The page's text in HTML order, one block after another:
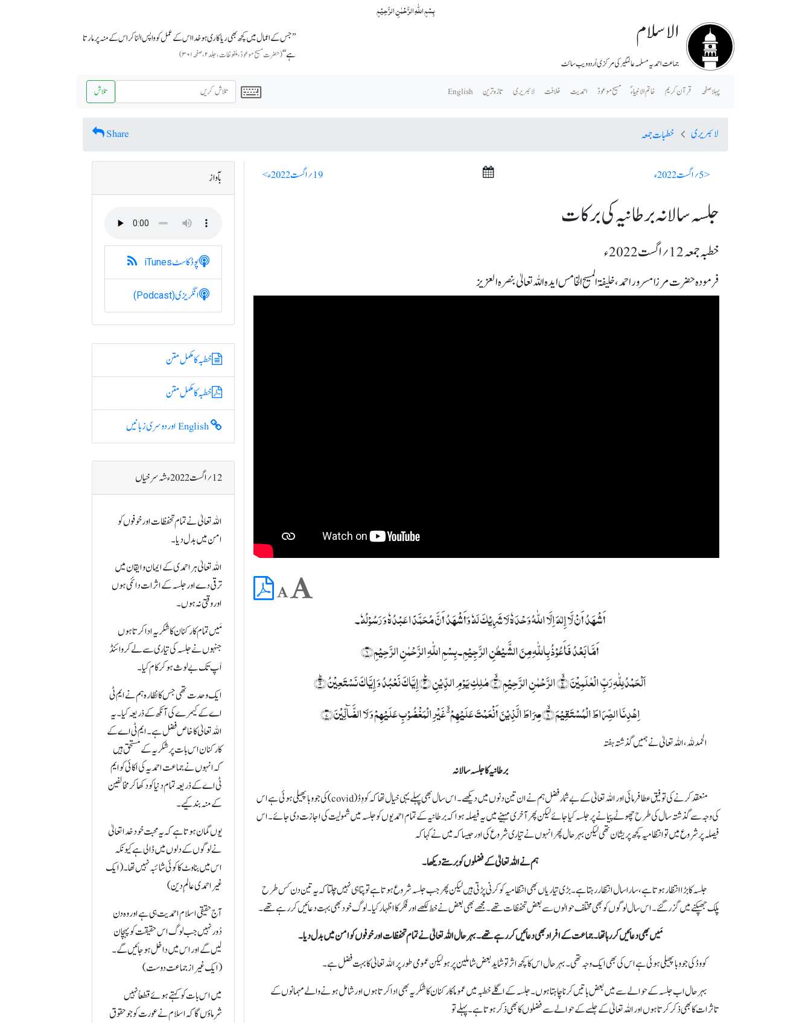
بِسۡمِ اللّٰہِ الرَّحۡمٰنِ الرَّحِیۡمِ
الاسلام
جماعت احمدیہ مسلمہ عالمگیر کی مرکزی اُردو ویب سائٹ
’’جس کے اعمال میں کچھ بھی ریاکاری ہوخدا اس کے عمل کو واپس الٹاکر اس کے منہ پر مارتا
ہے‘‘(حضرت مسیح موعودؑ،ملفوظات ، جلد ۲، صفحہ ۳۰۱)
پہلا صفحہ قرآن کریم خاتم الانبیاء ؐ مسیح موعودؑ احمدیت خلافت لائبریری تازہ ترین English تلاش
لائبریری خطبات جمعہ Share
< 5؍ اگست 2022ء 19؍ اگست 2022ء >
جلسہ سالانہ برطانیہ کی برکات
خطبہ جمعہ 12؍ اگست 2022ء
فرمودہ حضرت مرزا مسرور احمد، خلیفۃ المسیح الخامس ایدہ اللہ تعالیٰ بنصرہ العزیز
أَشْھَدُ أَنْ لَّا إِلٰہَ اِلَّا اللّٰہُ وَحْدَہٗ لَا شَرِیْکَ لَہٗ وَأَشْھَدُ أَنَّ مُحَمَّدًا عَبْدُہٗ وَ رَسُوْلُہٗ۔
أَمَّا بَعْدُ فَأَعُوْذُ بِاللّٰہِ مِنَ الشَّیْطٰنِ الرَّجِیْمِ۔ بِسۡمِ اللّٰہِ الرَّحۡمٰنِ الرَّحِیۡمِ﴿۱﴾
اَلۡحَمۡدُلِلّٰہِ رَبِّ الۡعٰلَمِیۡنَ ۙ﴿۲﴾ الرَّحۡمٰنِ الرَّحِیۡمِ ۙ﴿۳﴾ مٰلِکِ یَوۡمِ الدِّیۡنِ ؕ﴿۴﴾إِیَّاکَ نَعۡبُدُ وَ إِیَّاکَ نَسۡتَعِیۡنُ ؕ﴿۵﴾
اِہۡدِنَا الصِّرَاطَ الۡمُسۡتَقِیۡمَ ۙ﴿۶﴾ صِرَاطَ الَّذِیۡنَ أَنۡعَمۡتَ عَلَیۡہِمۡ ۬ۙ غَیۡرِ الۡمَغۡضُوۡبِ عَلَیۡہِمۡ وَ لَا الضَّآلِّیۡنَ﴿۷﴾
الحمد للہ، اللہ تعالیٰ نے ہمیں گذشتہ ہفتہ
برطانیہ کا جلسہ سالانہ
منعقد کرنے کی توفیق عطا فرمائی اور اللہ تعالیٰ کے بےشمار فضل ہم نے ان تین دنوں میں دیکھے۔ اس سال بھی پہلے یہی خیال تھا کہ کووِڈ (covid)کی جو وبا پھیلی ہوئی ہے اس
کی وجہ سے گذشتہ سال کی طرح چھوٹے پیمانے پر جلسہ کیا جائے لیکن پھر آخری مہینے میں یہ فیصلہ ہوا کہ برطانیہ کے تمام احمدیوں کو جلسہ میں شمولیت کی اجازت دی جائے۔ اس
فیصلہ پر شروع میں تو انتظامیہ کچھ پریشان تھی لیکن بہرحال پھر انہوں نے تیاری شروع کی اور جیساکہ میں نے کہا کہ
ہم نے اللہ تعالیٰ کے فضلوں کو برستے دیکھا۔
جلسہ کا بڑا انتظار ہوتا ہے، سارا سال انتظار رہتا ہے۔ بڑی تیاریاں بھی انتظامیہ کو کرنی پڑتی ہیں لیکن پھر جب جلسہ شروع ہوتا ہے تو پتا ہی نہیں چلتا کہ یہ تین دن کس طرح
پلک جھپکنے میں گزر گئے۔ اس سال لوگوں کو بھی مختلف حوالوں سے بعض تحفظات تھے۔ مجھے بھی بعض نے خط لکھے اور فکر کا اظہار کیا۔ لوگ خود بھی بہت دعائیں کر رہے تھے۔
مَیں بھی دعائیں کر رہا تھا۔ جماعت کے افراد بھی دعائیں کر رہے تھے۔ بہرحال اللہ تعالیٰ نے تمام تحفظات اور خوفوں کو امن میں بدل دیا۔
کووڈ کی جو وبا پھیلی ہوئی ہے اس کی بھی ایک وجہ تھی۔ بہرحال اس کا کچھ اثر تو شاید بعض شاملین پر ہو لیکن عمومی طور پر اللہ تعالیٰ کا بہت فضل ہے۔
بہرحال اب جلسہ کے حوالے سے میں بعض باتیں کرنا چاہتا ہوں۔جلسہ کے اگلے خطبہ میں عموماً کارکنان کا شکریہ بھی ادا کرتا ہوں اور شامل ہونے والے مہمانوں کے
تاثرات کا بھی ذکر کرتا ہوں اور اللہ تعالیٰ کے جلسے کے حوالے سے فضلوں کا بھی ذکر ہوتا ہے۔ پہلے تو
بآواز
پوڈکاسٹiTunes
انگریزی(Podcast)
خطبہ کا مکمل متن
خطبہ کا مکمل متن
English اور دوسری زبانیں
12؍ اگست 2022ء شہ سرخیاں
اللہ تعالیٰ نے تمام تحفظات اور خوفوں کو
امن میں بدل دیا۔
اللہ تعالیٰ ہر احمدی کے ایمان و ایقان میں
ترقی دے اور جلسہ کے اثرات دائمی ہوں
اور وقتی نہ ہوں۔
مَیں تمام کارکنان کا شکریہ ادا کرتا ہوں
جنہوں نے جلسہ کی تیاری سے لے کر وائنڈ
اَپ تک بے لوث ہو کر کام کیا۔
ایک وحدت تھی جس کا نظارہ ہم نے ایم ٹی
اے کے کیمرے کی آنکھ کے ذریعہ کیا۔ یہ
اللہ تعالیٰ کا خاص فضل ہے۔ ایم ٹی اے کے
کارکنان اس بات پر شکریہ کے مستحق ہیں
کہ انہوں نے جماعت احمدیہ کی اکائی کو ایم
ٹی اے کے ذریعہ تمام دنیا کو دکھا کر مخالفین
کے منہ بند کیے۔
یوں گمان ہوتا ہے کہ یہ محبت خود خدا تعالیٰ
نے لوگوں کے دلوں میں ڈالی ہے کیونکہ
اس میں بناوٹ کا کوئی شائبہ نہیں تھا۔(ایک
غیر احمدی عالمِ دین)
آج حقیقی اسلام احمدیت ہی ہے اور وہ دن
دُور نہیں جب لوگ اس حقیقت کو پہچان
لیں گے اور اس میں داخل ہو جائیں گے۔
(ایک غیر از جماعت دوست)
میں اس بات کو کہتے ہوئے قطعاً نہیں
شرماؤں گا کہ اسلام نے عورت کو جو حقوق